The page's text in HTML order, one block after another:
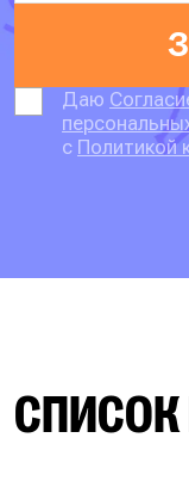
Даю
с Политикой
СПИСОК